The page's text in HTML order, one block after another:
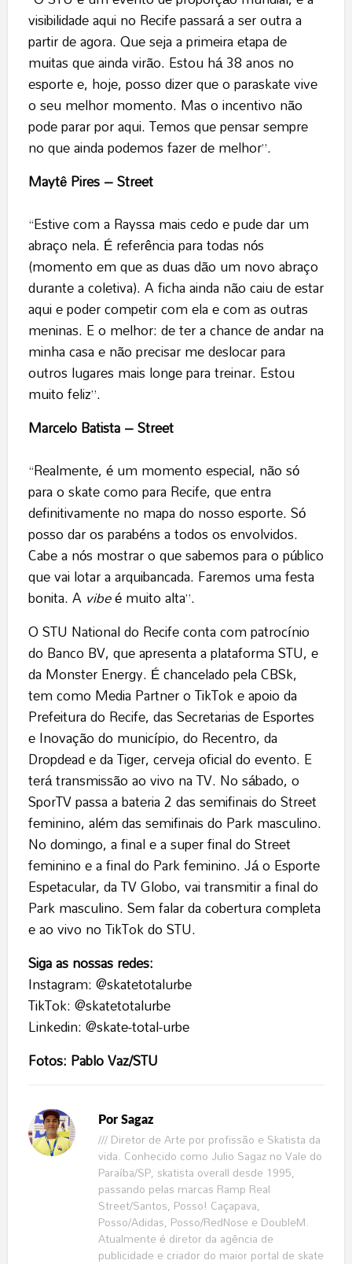
visibilidade aqui no Recife passará a ser outra a
partir de agora. Que seja a primeira etapa de
muitas que ainda virão. Estou há 38 anos no
esporte e, hoje, posso dizer que o paraskate vive
o seu melhor momento. Mas o incentivo não
pode parar por aqui. Temos que pensar sempre
no que ainda podemos fazer de melhor”.
Maytê Pires – Street
“Estive com a Rayssa mais cedo e pude dar um
abraço nela. É referência para todas nós
(momento em que as duas dão um novo abraço
durante a coletiva). A ficha ainda não caiu de estar
aqui e poder competir com ela e com as outras
meninas. E o melhor: de ter a chance de andar na
minha casa e não precisar me deslocar para
outros lugares mais longe para treinar. Estou
muito feliz”.
Marcelo Batista – Street
“Realmente, é um momento especial, não só
para o skate como para Recife, que entra
definitivamente no mapa do nosso esporte. Só
posso dar os parabéns a todos os envolvidos.
Cabe a nós mostrar o que sabemos para o público
que vai lotar a arquibancada. Faremos uma festa
bonita. A vibeé muito alta”.
O STU National do Recife conta com patrocínio
do Banco BV, que apresenta a plataforma STU, e
da Monster Energy. É chancelado pela CBSk,
tem como Media Partner o TikTok e apoio da
Prefeitura do Recife, das Secretarias de Esportes
e Inovação do município, do Recentro, da
Dropdead e da Tiger, cerveja oficial do evento. E
terá transmissão ao vivo na TV. No sábado, o
SporTV passa a bateria 2 das semifinais do Street
feminino, além das semifinais do Park masculino.
No domingo, a final e a super final do Street
feminino e a final do Park feminino. Já o Esporte
Espetacular, da TV Globo, vai transmitir a final do
Park masculino. Sem falar da cobertura completa
e ao vivo no TikTok do STU.
Siga as nossas redes:
Instagram: @skatetotalurbe
TikTok: @skatetotalurbe
Linkedin: @skate-total-urbe
Fotos: Pablo Vaz/STU
Por Sagaz
/// Diretor de Arte por profissão e Skatista da
vida. Conhecido como Julio Sagaz no Vale do
Paraíba/SP, skatista overall desde 1995,
passando pelas marcas Ramp Real
Street/Santos, Posso! Caçapava,
Posso/Adidas, Posso/RedNose e DoubleM.
Atualmente é diretor da agência de
publicidade e criador do maior portal de skate